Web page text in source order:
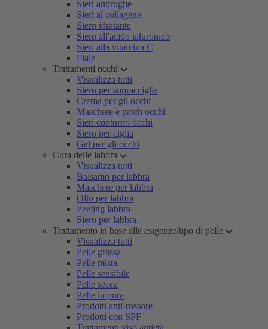
Sieri antirughe
Sieri al collagene
Siero idratante
Siero all'acido ialuronico
Sieri alla vitamina C
Fiale
Trattamenti occhi
Visualizza tutti
Siero per sopracciglia
Crema per gli occhi
Maschere e patch occhi
Sieri contorno occhi
Siero per ciglia
Gel per gli occhi
Cura delle labbra
Visualizza tutti
Balsamo per labbra
Maschere per labbra
Olio per labbra
Peeling labbra
Siero per labbra
Trattamento in base alle esigenze/tipo di pelle
Visualizza tutti
Pelle grassa
Pelle mista
Pelle sensibile
Pelle secca
Pelle impura
Prodotti anti-rossore
Prodotti con SPF